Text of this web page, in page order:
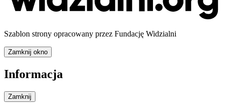
Szablon strony opracowany przez Fundację Widzialni
Zamknij okno
Informacja
Zamknij